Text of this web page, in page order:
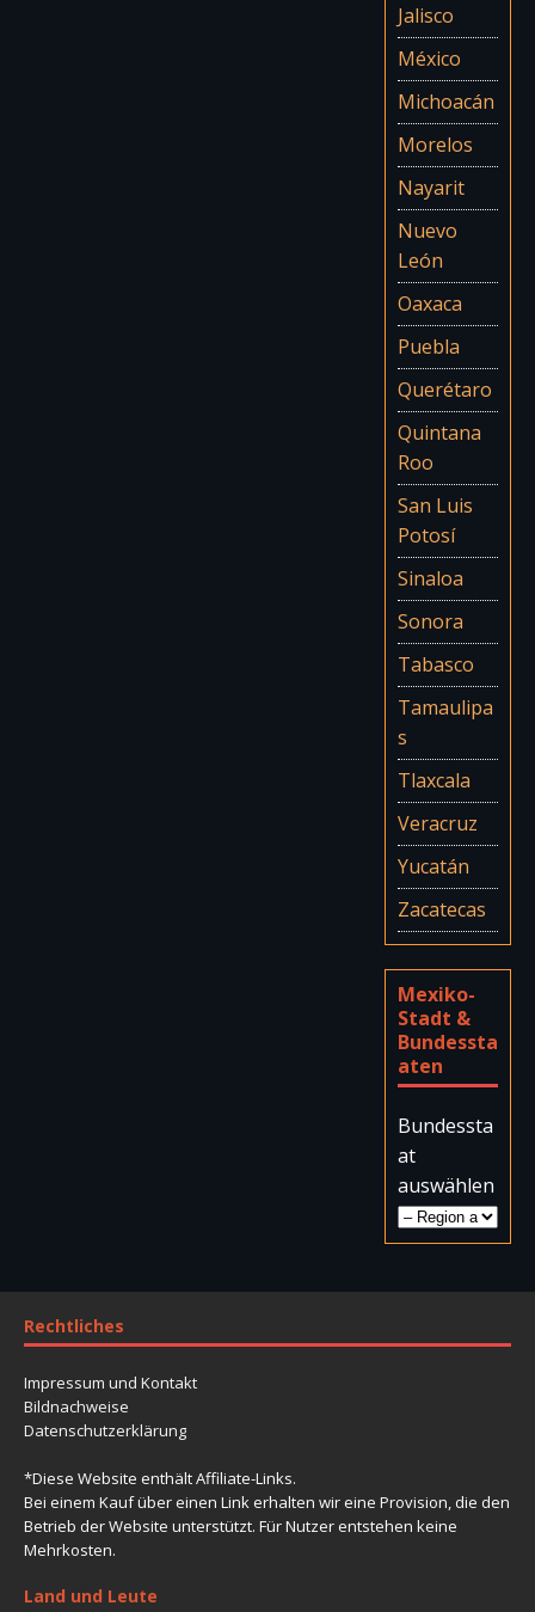
Jalisco
México
Michoacán
Morelos
Nayarit
Nuevo
León
Oaxaca
Puebla
Querétaro
Quintana
Roo
San Luis
Potosí
Sinaloa
Sonora
Tabasco
Tamaulipa
s
Tlaxcala
Veracruz
Yucatán
Zacatecas
Mexiko-
Stadt &
Bundessta
aten
Bundessta
at
auswählen
Rechtliches
Impressum und Kontakt
Bildnachweise
Datenschutzerklärung
*Diese Website enthält Affiliate-Links.
Bei einem Kauf über einen Link erhalten wir eine Provision, die den
Betrieb der Website unterstützt. Für Nutzer entstehen keine
Mehrkosten.
Land und Leute